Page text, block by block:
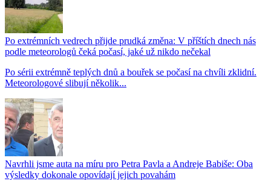
Po extrémních vedrech přijde prudká změna: V příštích dnech nás
podle meteorologů čeká počasí, jaké už nikdo nečekal
Po sérii extrémně teplých dnů a bouřek se počasí na chvíli zklidní.
Meteorologové slibují několik...
Navrhli jsme auta na míru pro Petra Pavla a Andreje Babiše: Oba
výsledky dokonale opovídají jejich povahám